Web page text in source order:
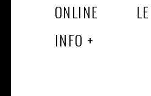
ONLINE
INFO